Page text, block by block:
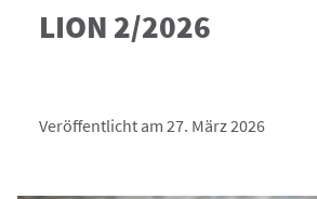
LION 2/2026
Veröffentlicht am 27. März 2026